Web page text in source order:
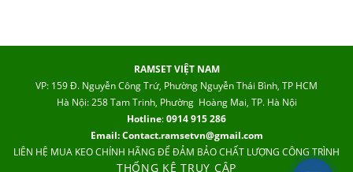
RAMSET VIỆT NAM
VP: 159 Đ. Nguyễn Công Trứ, Phường Nguyễn Thái Bình, TP HCM
Hà Nội: 258 Tam Trinh, Phường Hoàng Mai, TP. Hà Nội
Hotline:0914 915 286
Email: Contact.ramsetvn@gmail.com
LIÊN HỆ MUA KEO CHÍNH HÃNG ĐỂ ĐẢM BẢO CHẤT LƯỢNG CÔNG TRÌNH
THỐNG KÊ TRUY CẬP